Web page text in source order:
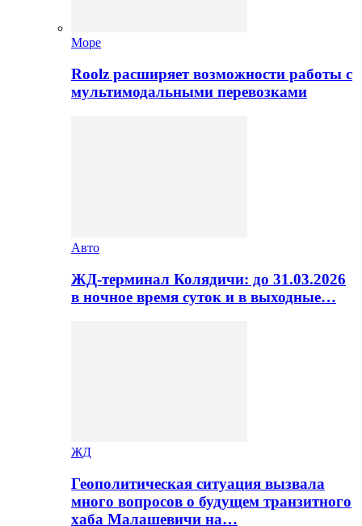
Море
Roolz расширяет возможности работы с
мультимодальными перевозками
Авто
ЖД-терминал Колядичи: до 31.03.2026
в ночное время суток и в выходные…
ЖД
Геополитическая ситуация вызвала
много вопросов о будущем транзитного
хаба Малашевичи на…